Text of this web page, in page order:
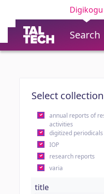
Digikogu
Search
Select collection
annual reports of
activities
digitized periodicals
IOP
research reports
varia
title